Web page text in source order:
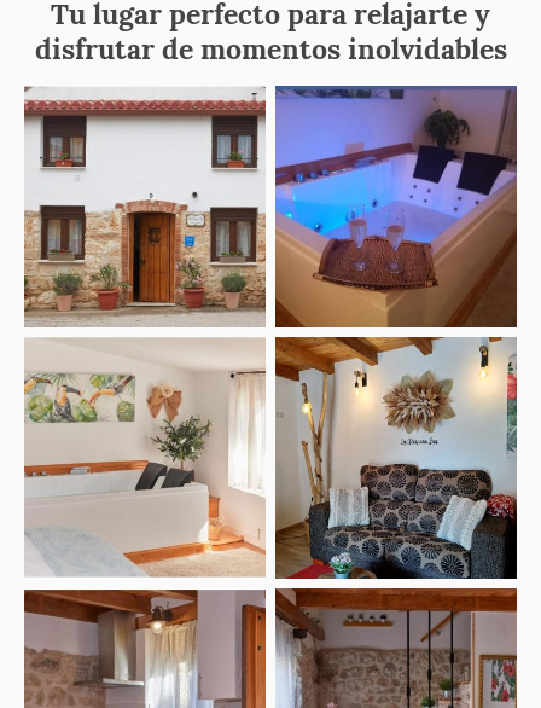
Tu lugar perfecto para relajarte y
disfrutar de momentos inolvidables